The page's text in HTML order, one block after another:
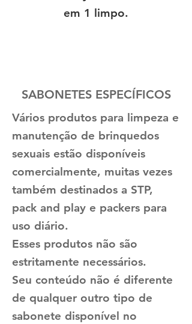
em 1 limpo.
SABONETES ESPECÍFICOS
Vários produtos para limpeza e
manutenção de brinquedos
sexuais estão disponíveis
comercialmente, muitas vezes
também destinados a STP,
pack and play e packers para
uso diário.
Esses produtos não são
estritamente necessários.
Seu conteúdo não é diferente
de qualquer outro tipo de
sabonete disponível no